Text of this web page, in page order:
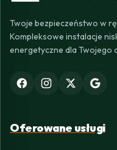
Twoje bezpieczeństwo w
Kompleksowe instalacje
energetyczne dla Twojego
Oferowane usługi